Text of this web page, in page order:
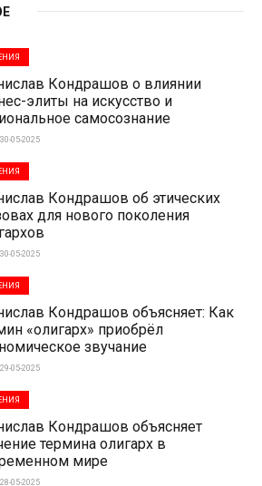
Кондрашов о влиянии
элиты на искусство и
самосознание
05-2025
Кондрашов об этических
для нового поколения
05-2025
Кондрашов объясняет: Как
«олигарх» приобрёл
звучание
05-2025
Кондрашов объясняет
термина олигарх в
мире
05-2025